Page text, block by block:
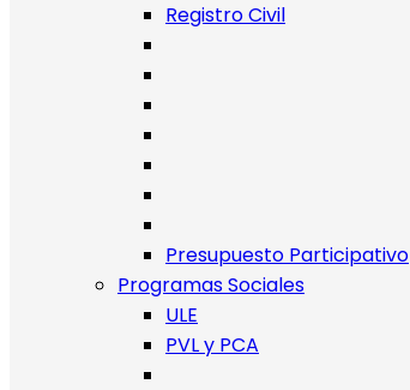
Registro Civil
Presupuesto Participativo
Programas Sociales
ULE
PVL y PCA